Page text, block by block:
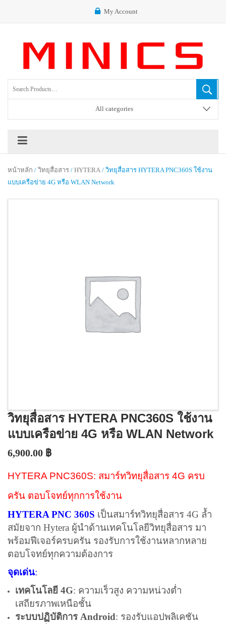
My Account
All categories
หน้าหลัก / วิทยุสื่อสาร / HYTERA / วิทยุสื่อสาร HYTERA PNC360S ใช้งาน
แบบเครือข่าย 4G หรือ WLAN Network
วิทยุสื่อสาร HYTERA PNC360S ใช้งาน
แบบเครือข่าย 4G หรือ WLAN Network
6,900.00 ฿
HYTERA PNC360S: สมาร์ทวิทยุสื่อสาร 4G ครบ
ครัน ตอบโจทย์ทุกการใช้งาน
HYTERA PNC 360S เป็นสมาร์ทวิทยุสื่อสาร 4G ล้ำ
สมัยจาก Hytera ผู้นำด้านเทคโนโลยีวิทยุสื่อสาร มา
พร้อมฟีเจอร์ครบครัน รองรับการใช้งานหลากหลาย
ตอบโจทย์ทุกความต้องการ
จุดเด่น:
เทคโนโลยี 4G: ความเร็วสูง ความหน่วงต่ำ
เสถียรภาพเหนือชั้น
ระบบปฏิบัติการ Android: รองรับแอปพลิเคชัน